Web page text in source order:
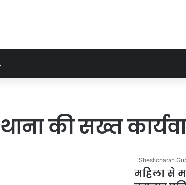
की सख्त
Sheshcharan
महिला से